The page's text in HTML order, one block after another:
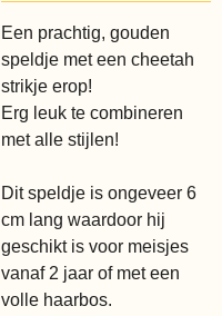
Een prachtig, gouden
speldje met een cheetah
strikje erop!
Erg leuk te combineren
met alle stijlen!
Dit speldje is ongeveer 6
cm lang waardoor hij
geschikt is voor meisjes
vanaf 2 jaar of met een
volle haarbos.